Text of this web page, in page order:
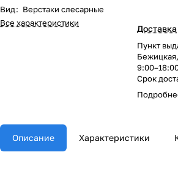
Вид: Верстаки слесарные
Все характеристики
Доставка
Пункт
Срок
Описание Характеристики